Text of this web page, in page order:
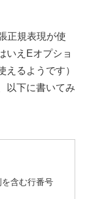
正規表現が使
いえEオプショ
えるようです）
以下に書いてみ
含む行番号